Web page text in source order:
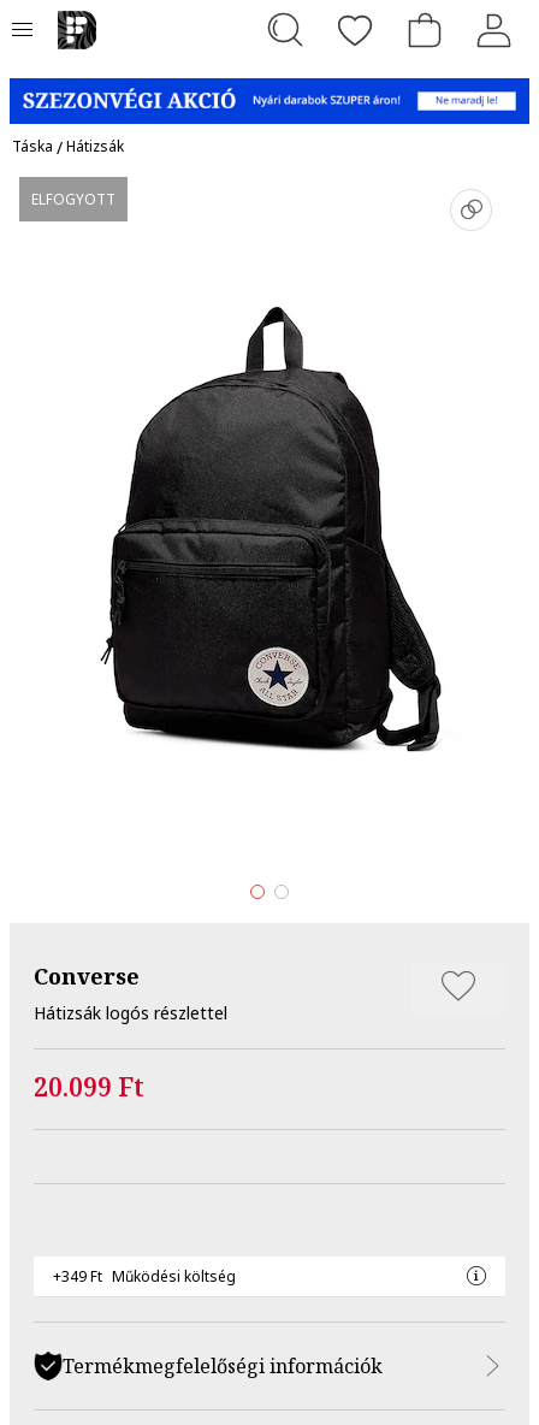
Táska /Hátizsák
ELFOGYOTT
Converse
Hátizsák logós részlettel
20.099 Ft
+349 Ft Működési költség
Termékmegfelelőségi információk